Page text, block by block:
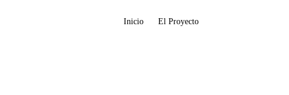
Inicio El Proyecto